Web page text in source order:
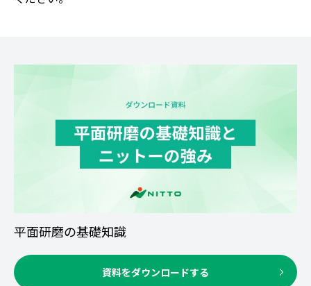
平面研磨の基礎知識
資料をダウンロードする